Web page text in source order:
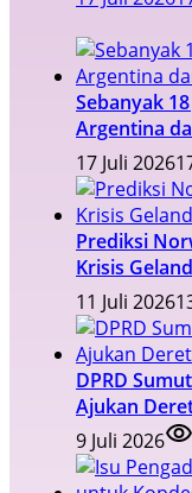
Sebanyak
Argentina
17 Juli 2026
Prediksi
Krisis
11 Juli 2026
DPRD
Ajukan
9 Juli 2026